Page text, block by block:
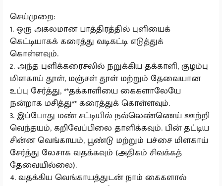
செய்முறை:
1. ஒரு அகலமான பாத்திரத்தில் புளியைக்
கெட்டியாகக் கரைத்து வடிகட்டி எடுத்துக்
கொள்ளவும்.
2. அந்த புளிக்கரைசலில் நறுக்கிய தக்காளி, குழம்பு
மிளகாய் தூள், மஞ்சள் தூள் மற்றும் தேவையான
உப்பு சேர்த்து, **தக்காளியை கைகளாலேயே
நன்றாக மசித்து** கரைத்துக் கொள்ளவும்.
3. இப்போது மண் சட்டியில் நல்லெண்ணெய் ஊற்றி
வெந்தயம், கறிவேப்பிலை தாளிக்கவும். பின் தட்டிய
சின்ன வெங்காயம், பூண்டு மற்றும் பச்சை மிளகாய்
சேர்த்து லேசாக வதக்கவும் (அதிகம் சிவக்கத்
தேவையில்லை).
4. வதக்கிய வெங்காயத்துடன் நாம் கைகளால்